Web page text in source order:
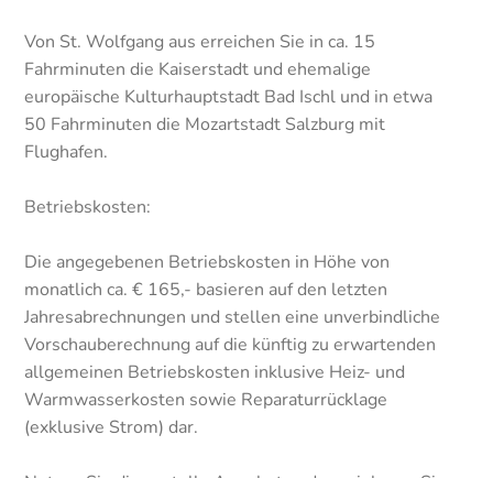
Von St. Wolfgang aus erreichen Sie in ca. 15
Fahrminuten die Kaiserstadt und ehemalige
europäische Kulturhauptstadt Bad Ischl und in etwa
50 Fahrminuten die Mozartstadt Salzburg mit
Flughafen.
Betriebskosten:
Die angegebenen Betriebskosten in Höhe von
monatlich ca. € 165,- basieren auf den letzten
Jahresabrechnungen und stellen eine unverbindliche
Vorschauberechnung auf die künftig zu erwartenden
allgemeinen Betriebskosten inklusive Heiz- und
Warmwasserkosten sowie Reparaturrücklage
(exklusive Strom) dar.